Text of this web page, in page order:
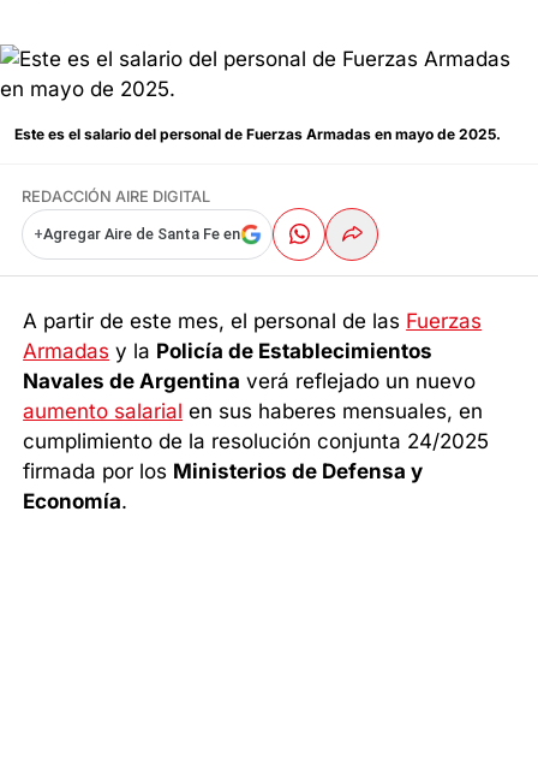
Este es el salario del personal de Fuerzas Armadas en mayo de 2025.
REDACCIÓN AIRE DIGITAL
+Agregar Aire de Santa Fe en
A partir de este mes, el personal de las Fuerzas
Armadas y la Policía de Establecimientos
Navales de Argentina verá reflejado un nuevo
aumento salarial en sus haberes mensuales, en
cumplimiento de la resolución conjunta 24/2025
firmada por los Ministerios de Defensa y
Economía.